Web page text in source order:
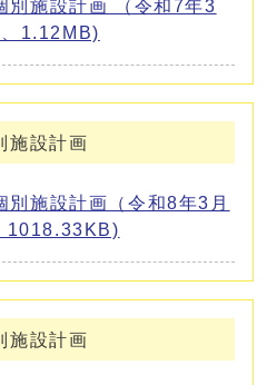
別施設計画 （令和7年3
1.12MB)
施設計画
別施設計画（令和8年3月
1018.33KB)
施設計画